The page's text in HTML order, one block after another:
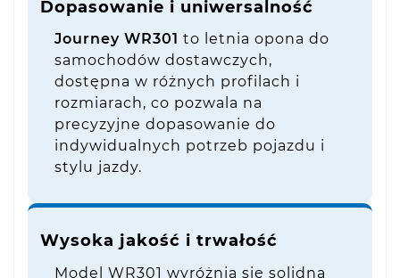
Dopasowanie i uniwersalność
Journey WR301 to letnia opona do
samochodów dostawczych,
dostępna w różnych profilach i
rozmiarach, co pozwala na
precyzyjne dopasowanie do
indywidualnych potrzeb pojazdu i
stylu jazdy.
Wysoka jakość i trwałość
Model WR301 wyróżnia się solidną